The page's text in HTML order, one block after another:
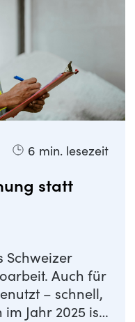
6 min. lesezeit
statt
Schweizer
Auch für
– schnell,
Jahr 2025 ist